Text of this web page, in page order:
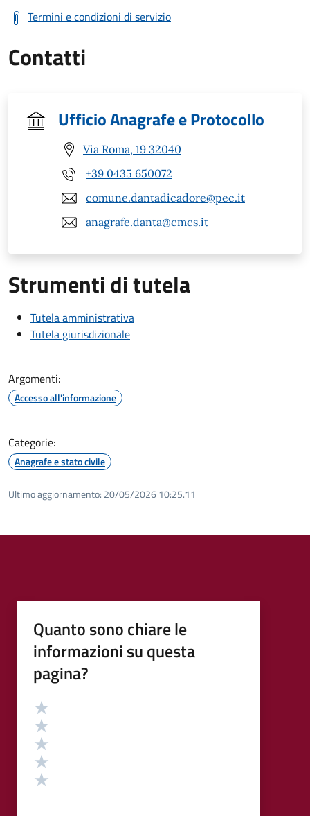
Termini e condizioni di servizio
Contatti
Ufficio Anagrafe e Protocollo
Via Roma, 19 32040
+39 0435 650072
comune.dantadicadore@pec.it
anagrafe.danta@cmcs.it
Strumenti di tutela
Tutela amministrativa
Tutela giurisdizionale
Argomenti:
Accesso all'informazione
Categorie:
Anagrafe e stato civile
Ultimo aggiornamento: 20/05/2026 10:25.11
Quanto sono chiare le
informazioni su questa
pagina?
Valutazione